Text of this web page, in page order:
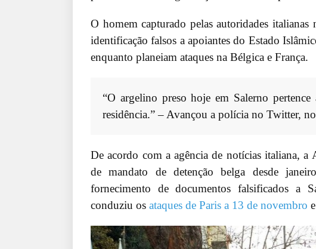
O homem capturado pelas autoridades
identificação falsos a apoiantes do Estado
enquanto planeiam ataques na Bélgica e França.
“O argelino preso hoje em Salerno
residência.” – Avançou a polícia no Twitter,
De acordo com a agência de notícias italiana,
de mandato de detenção belga desde
fornecimento de documentos falsificados a
conduziu os ataques de Paris a 13 de novembro